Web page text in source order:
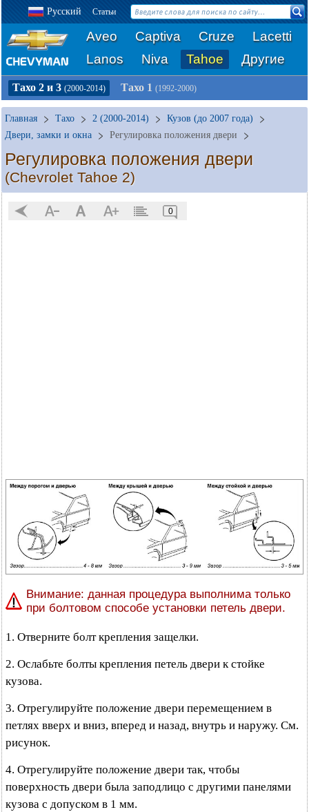
Русский Статьи
Aveo Captiva Cruze
Lacetti
Lanos
Niva Tahoe Другие
Тахо 2 и 3 (2000-2014) Тахо 1 (1992-2000)
Главная Тахо 2 (2000-2014)
Кузов (до 2007 года)
Двери, замки и окна
Регулировка положения двери
Регулировка положения двери
(Chevrolet Tahoe 2)
0
Внимание: данная процедура выполнима только
при болтовом способе установки петель двери.
1. Отверните болт крепления защелки.
2. Ослабьте болты крепления петель двери к стойке
кузова.
3. Отрегулируйте положение двери перемещением в
петлях вверх и вниз, вперед и назад, внутрь и наружу. См.
рисунок.
4. Отрегулируйте положение двери так, чтобы
поверхность двери была заподлицо с другими панелями
кузова с допуском в 1 мм.